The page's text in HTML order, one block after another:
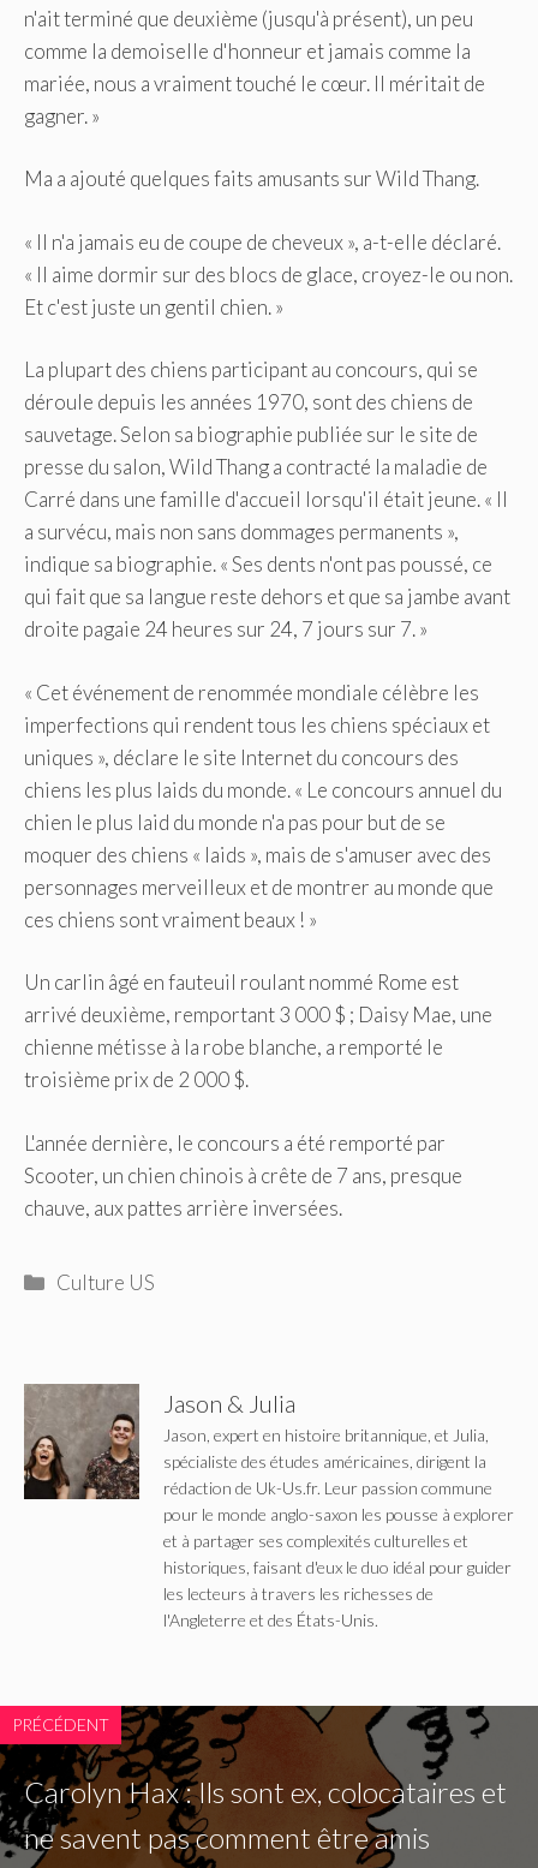
n'ait terminé que deuxième (jusqu'à présent), un peu
comme la demoiselle d'honneur et jamais comme la
mariée, nous a vraiment touché le cœur. Il méritait de
gagner. »
Ma a ajouté quelques faits amusants sur Wild Thang.
« Il n'a jamais eu de coupe de cheveux », a-t-elle déclaré.
« Il aime dormir sur des blocs de glace, croyez-le ou non.
Et c'est juste un gentil chien. »
La plupart des chiens participant au concours, qui se
déroule depuis les années 1970, sont des chiens de
sauvetage. Selon sa biographie publiée sur le site de
presse du salon, Wild Thang a contracté la maladie de
Carré dans une famille d'accueil lorsqu'il était jeune. « Il
a survécu, mais non sans dommages permanents »,
indique sa biographie. « Ses dents n'ont pas poussé, ce
qui fait que sa langue reste dehors et que sa jambe avant
droite pagaie 24 heures sur 24, 7 jours sur 7. »
« Cet événement de renommée mondiale célèbre les
imperfections qui rendent tous les chiens spéciaux et
uniques », déclare le site Internet du concours des
chiens les plus laids du monde. « Le concours annuel du
chien le plus laid du monde n'a pas pour but de se
moquer des chiens « laids », mais de s'amuser avec des
personnages merveilleux et de montrer au monde que
ces chiens sont vraiment beaux ! »
Un carlin âgé en fauteuil roulant nommé Rome est
arrivé deuxième, remportant 3 000 $ ; Daisy Mae, une
chienne métisse à la robe blanche, a remporté le
troisième prix de 2 000 $.
L'année dernière, le concours a été remporté par
Scooter, un chien chinois à crête de 7 ans, presque
chauve, aux pattes arrière inversées.
Catégories
Culture US
Jason & Julia
Jason, expert en histoire britannique, et Julia,
spécialiste des études américaines, dirigent la
rédaction de Uk-Us.fr. Leur passion commune
pour le monde anglo-saxon les pousse à explorer
et à partager ses complexités culturelles et
historiques, faisant d'eux le duo idéal pour guider
les lecteurs à travers les richesses de
l'Angleterre et des États-Unis.
PRÉCÉDENT
Carolyn Hax : Ils sont ex, colocataires et
ne savent pas comment être amis